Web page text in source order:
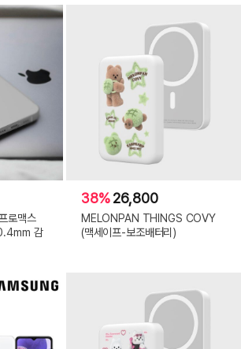
로맥스
감
38%26,800
MELONPAN THINGS COVY
(맥세이프-보조배터리)